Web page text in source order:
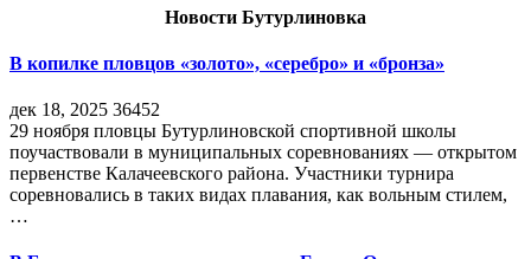
Новости Бутурлиновка
В копилке пловцов «золото», «серебро» и «бронза»
дек 18, 2025 36452
29 ноября пловцы Бутурлиновской спортивной школы
поучаствовали в муниципальных соревнованиях — открытом
первенстве Калачеевского района. Участники турнира
соревновались в таких видах плавания, как вольным стилем,
…